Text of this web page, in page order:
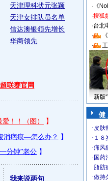
天津理科状元张颖
天津女排队员名单
信达澳银领先增长
华商领先
联赛官网
我来说两句
· 《
·搜狐
·台北
·
·
新版
健